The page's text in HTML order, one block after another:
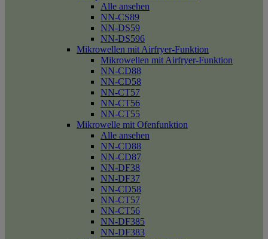
Alle ansehen
NN-CS89
NN-DS59
NN-DS596
Mikrowellen mit Airfryer-Funktion
Mikrowellen mit Airfryer-Funktion
NN-CD88
NN-CD58
NN-CT57
NN-CT56
NN-CT55
Mikrowelle mit Ofenfunktion
Alle ansehen
NN-CD88
NN-CD87
NN-DF38
NN-DF37
NN-CD58
NN-CT57
NN-CT56
NN-DF385
NN-DF383